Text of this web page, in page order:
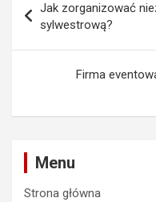
wpisu
Jak zorganizować
sylwestrową?
Firma
Menu
Strona główna